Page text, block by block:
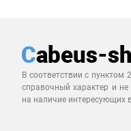
В соответствии с
справочный характер и
на наличие интересующих